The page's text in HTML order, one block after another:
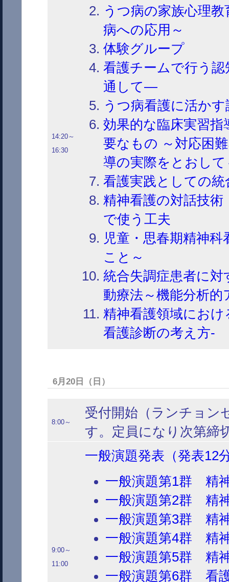
14:20～
16:30
うつ病の家族心理
病への応用～
体験グループ
看護チームで行う
通して―
うつ病看護に活か
効果的な臨床実習
要なもの ～対応困
導の実際をとおして
看護実践としての
精神看護の対話技
で使う工夫
児童・思春期精神
こと～
統合失調症患者に
動療法～機能分析
精神看護領域にお
看護診断の考え方-
6月20日（日）
8:00～
受付開始（ランチョン
す。定員になり次第締
9:00～
11:00
一般演題発表（発表12
一般演題第1群 精
一般演題第2群 精
一般演題第3群 精
一般演題第4群 精
一般演題第5群 精
一般演題第6群 看